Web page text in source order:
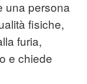
una persona
fisiche,
furia,
e chiede